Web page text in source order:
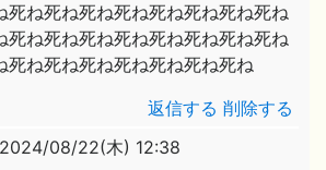
死ね死ね死ね死ね死ね死ね死ね死ね
死ね死ね死ね死ね死ね死ね死ね死ね
死ね死ね死ね死ね死ね死ね死ね
返信する 削除する
2024/08/22(木) 12:38